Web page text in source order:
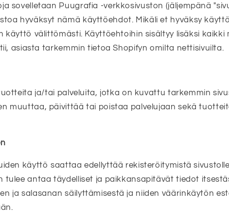
sovelletaan Puugrafia -verkkosivuston (jäljempänä
hyväksyt nämä käyttöehdot. Mikäli et hyväksy
käyttö välittömästi. Käyttöehtoihin sisältyy lisäksi kaikki
asiasta tarkemmin tietoa Shopifyn omilta nettisivuilta.
ja/tai palveluita, jotka on kuvattu tarkemmin
muuttaa, päivittää tai poistaa palvelujaan sekä
käyttö saattaa edellyttää rekisteröitymistä
tulee antaa täydelliset ja paikkansapitävät tiedot
ja salasanan säilyttämisestä ja niiden väärinkäytön